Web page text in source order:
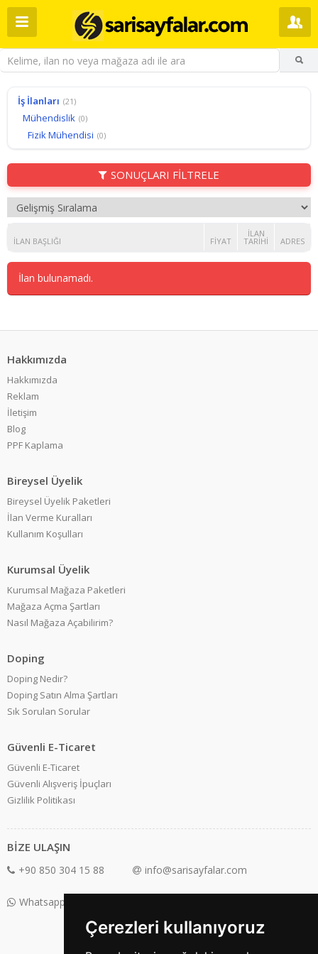
Çerezleri kullanıyoruz
İş İlanları (21)
Mühendislik (0)
Fizik Mühendisi (0)
SONUÇLARI FİLTRELE
İLAN BAŞLIĞI FIYAT
İLAN
TARIHI ADRES
İlan bulunamadı.
Hakkımızda
Hakkımızda
Reklam
İletişim
Blog
PPF Kaplama
Bireysel Üyelik
Bireysel Üyelik Paketleri
İlan Verme Kuralları
Kullanım Koşulları
Kurumsal Üyelik
Kurumsal Mağaza Paketleri
Mağaza Açma Şartları
Nasıl Mağaza Açabilirim?
Doping
Doping Nedir?
Doping Satın Alma Şartları
Sık Sorulan Sorular
Güvenli E-Ticaret
Güvenli E-Ticaret
Güvenli Alışveriş İpuçları
Gizlilik Politikası
BİZE ULAŞIN
+90 850 304 15 88 info@sarisayfalar.com
Whatsapp Destek: +90 850 304 15 88